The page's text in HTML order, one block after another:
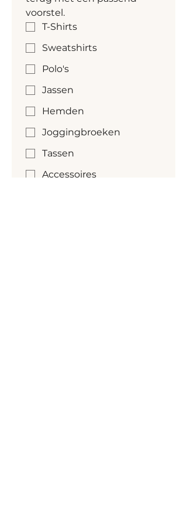
voorstel.
T-Shirts
Sweatshirts
Polo's
Jassen
Hemden
Joggingbroeken
Tassen
Accessoires